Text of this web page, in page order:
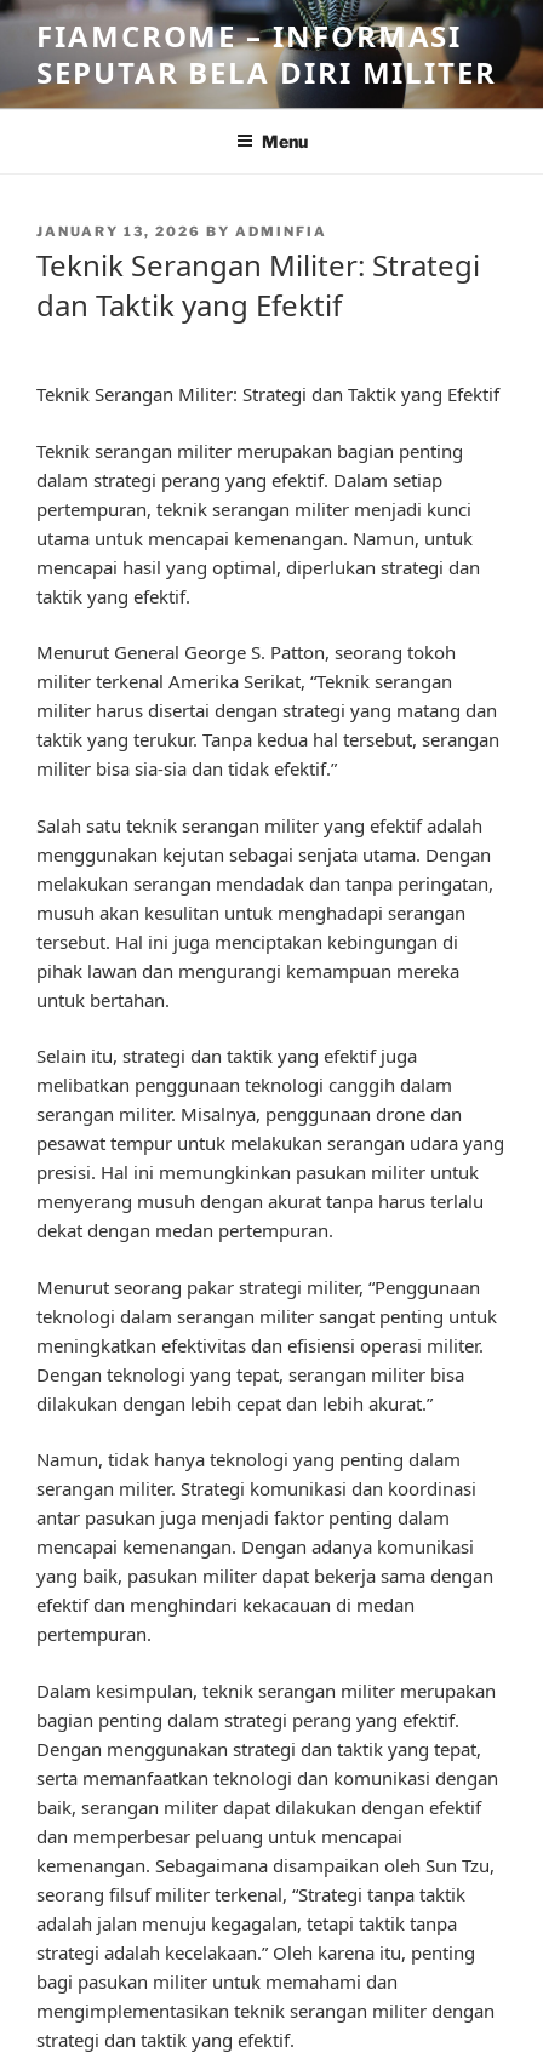
Skip
content
FIAMCROME – INFORMASI
SEPUTAR BELA DIRI MILITER
Menu
POSTED
JANUARY 13, 2026 BY ADMINFIA
Teknik Serangan Militer: Strategi
dan Taktik yang Efektif
Teknik Serangan Militer: Strategi dan Taktik yang Efektif
Teknik serangan militer merupakan bagian penting
dalam strategi perang yang efektif. Dalam setiap
pertempuran, teknik serangan militer menjadi kunci
utama untuk mencapai kemenangan. Namun, untuk
mencapai hasil yang optimal, diperlukan strategi dan
taktik yang efektif.
Menurut General George S. Patton, seorang tokoh
militer terkenal Amerika Serikat, “Teknik serangan
militer harus disertai dengan strategi yang matang dan
taktik yang terukur. Tanpa kedua hal tersebut, serangan
militer bisa sia-sia dan tidak efektif.”
Salah satu teknik serangan militer yang efektif adalah
menggunakan kejutan sebagai senjata utama. Dengan
melakukan serangan mendadak dan tanpa peringatan,
musuh akan kesulitan untuk menghadapi serangan
tersebut. Hal ini juga menciptakan kebingungan di
pihak lawan dan mengurangi kemampuan mereka
untuk bertahan.
Selain itu, strategi dan taktik yang efektif juga
melibatkan penggunaan teknologi canggih dalam
serangan militer. Misalnya, penggunaan drone dan
pesawat tempur untuk melakukan serangan udara yang
presisi. Hal ini memungkinkan pasukan militer untuk
menyerang musuh dengan akurat tanpa harus terlalu
dekat dengan medan pertempuran.
Menurut seorang pakar strategi militer, “Penggunaan
teknologi dalam serangan militer sangat penting untuk
meningkatkan efektivitas dan efisiensi operasi militer.
Dengan teknologi yang tepat, serangan militer bisa
dilakukan dengan lebih cepat dan lebih akurat.”
Namun, tidak hanya teknologi yang penting dalam
serangan militer. Strategi komunikasi dan koordinasi
antar pasukan juga menjadi faktor penting dalam
mencapai kemenangan. Dengan adanya komunikasi
yang baik, pasukan militer dapat bekerja sama dengan
efektif dan menghindari kekacauan di medan
pertempuran.
Dalam kesimpulan, teknik serangan militer merupakan
bagian penting dalam strategi perang yang efektif.
Dengan menggunakan strategi dan taktik yang tepat,
serta memanfaatkan teknologi dan komunikasi dengan
baik, serangan militer dapat dilakukan dengan efektif
dan memperbesar peluang untuk mencapai
kemenangan. Sebagaimana disampaikan oleh Sun Tzu,
seorang filsuf militer terkenal, “Strategi tanpa taktik
adalah jalan menuju kegagalan, tetapi taktik tanpa
strategi adalah kecelakaan.” Oleh karena itu, penting
bagi pasukan militer untuk memahami dan
mengimplementasikan teknik serangan militer dengan
strategi dan taktik yang efektif.